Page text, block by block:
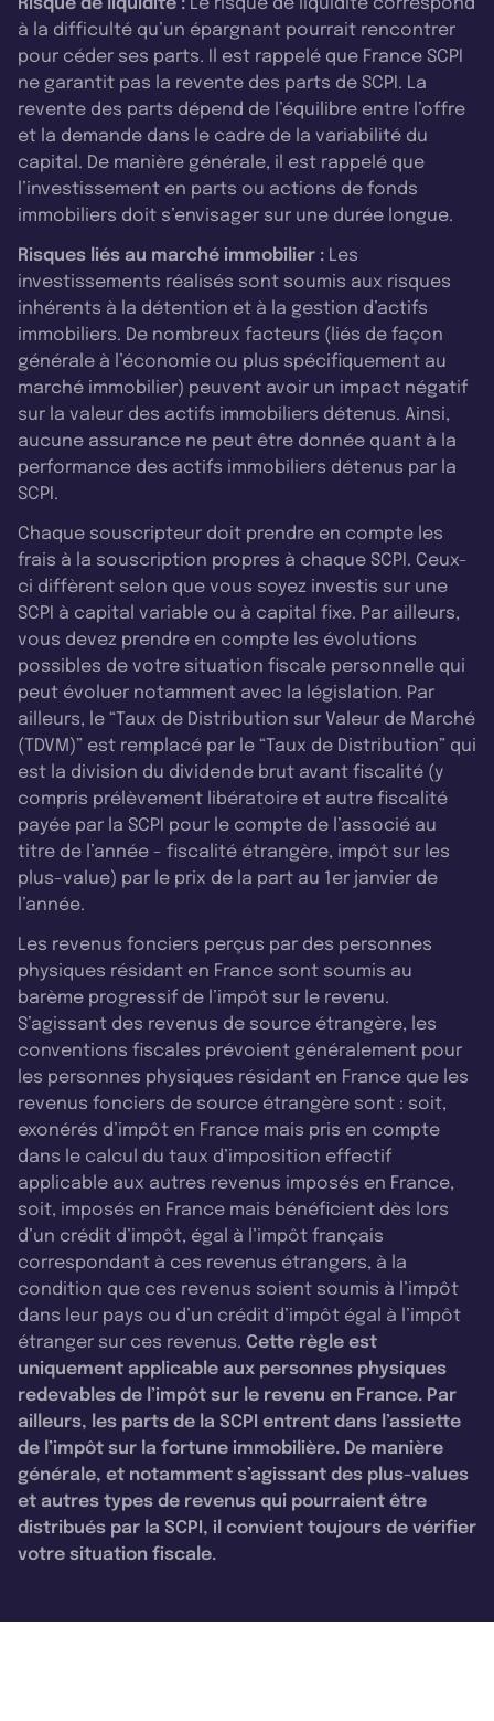
Risque de liquidité : Le risque de liquidité correspond
à la difficulté qu’un épargnant pourrait rencontrer
pour céder ses parts. Il est rappelé que France SCPI
ne garantit pas la revente des parts de SCPI. La
revente des parts dépend de l’équilibre entre l’offre
et la demande dans le cadre de la variabilité du
capital. De manière générale, il est rappelé que
l’investissement en parts ou actions de fonds
immobiliers doit s’envisager sur une durée longue.
Risques liés au marché immobilier : Les
investissements réalisés sont soumis aux risques
inhérents à la détention et à la gestion d’actifs
immobiliers. De nombreux facteurs (liés de façon
générale à l’économie ou plus spécifiquement au
marché immobilier) peuvent avoir un impact négatif
sur la valeur des actifs immobiliers détenus. Ainsi,
aucune assurance ne peut être donnée quant à la
performance des actifs immobiliers détenus par la
SCPI.
Chaque souscripteur doit prendre en compte les
frais à la souscription propres à chaque SCPI. Ceux-
ci diffèrent selon que vous soyez investis sur une
SCPI à capital variable ou à capital fixe. Par ailleurs,
vous devez prendre en compte les évolutions
possibles de votre situation fiscale personnelle qui
peut évoluer notamment avec la législation. Par
ailleurs, le “Taux de Distribution sur Valeur de Marché
(TDVM)” est remplacé par le “Taux de Distribution” qui
est la division du dividende brut avant fiscalité (y
compris prélèvement libératoire et autre fiscalité
payée par la SCPI pour le compte de l’associé au
titre de l’année - fiscalité étrangère, impôt sur les
plus-value) par le prix de la part au 1er janvier de
l’année.
Les revenus fonciers perçus par des personnes
physiques résidant en France sont soumis au
barème progressif de l’impôt sur le revenu.
S’agissant des revenus de source étrangère, les
conventions fiscales prévoient généralement pour
les personnes physiques résidant en France que les
revenus fonciers de source étrangère sont : soit,
exonérés d’impôt en France mais pris en compte
dans le calcul du taux d’imposition effectif
applicable aux autres revenus imposés en France,
soit, imposés en France mais bénéficient dès lors
d’un crédit d’impôt, égal à l’impôt français
correspondant à ces revenus étrangers, à la
condition que ces revenus soient soumis à l’impôt
dans leur pays ou d’un crédit d’impôt égal à l’impôt
étranger sur ces revenus. Cette règle est
uniquement applicable aux personnes physiques
redevables de l’impôt sur le revenu en France. Par
ailleurs, les parts de la SCPI entrent dans l’assiette
de l’impôt sur la fortune immobilière. De manière
générale, et notamment s’agissant des plus-values
et autres types de revenus qui pourraient être
distribués par la SCPI, il convient toujours de vérifier
votre situation fiscale.